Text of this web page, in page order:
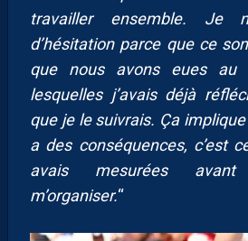
travailler ensemble. Je
d’hésitation parce que ce
que nous avons eues au
lesquelles j’avais déjà
que je le suivrais. Ça implique
a des conséquences, c’est
avais mesurées avant
m’organiser.“